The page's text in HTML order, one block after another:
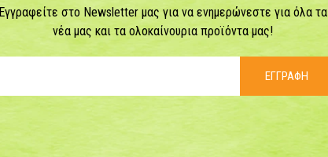
Εγγραφείτε στο Newsletter μας για να ενημερώνεστε για όλα τα
νέα μας και τα ολοκαίνουρια προϊόντα μας!
ΕΓΓΡΑΦΗ